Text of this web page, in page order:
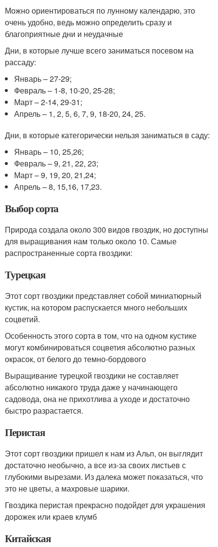
Можно ориентироваться по лунному календарю, это
очень удобно, ведь можно определить сразу и
благоприятные дни и неудачные
Дни, в которые лучше всего заниматься посевом на
рассаду:
Январь – 27-29;
Февраль – 1-8, 10-20, 25-28;
Март – 2-14, 29-31;
Апрель – 1, 2, 5, 6, 7, 9, 18-20, 24, 25.
Дни, в которые категорически нельзя заниматься в саду:
Январь – 10, 25,26;
Февраль – 9, 21, 22, 23;
Март – 9, 19, 20, 21,24;
Апрель – 8, 15,16, 17,23.
Выбор сорта
Природа создала около 300 видов гвоздик, но доступны
для выращивания нам только около 10. Самые
распространенные сорта гвоздики:
Турецкая
Этот сорт гвоздики представляет собой миниатюрный
кустик, на котором распускается много небольших
соцветий.
Особенность этого сорта в том, что на одном кустике
могут комбинироваться соцветия абсолютно разных
окрасок, от белого до темно-бордового
Выращивание турецкой гвоздики не составляет
абсолютно никакого труда даже у начинающего
садовода, она не прихотлива а уходе и достаточно
быстро разрастается.
Перистая
Этот сорт гвоздики пришел к нам из Альп, он выглядит
достаточно необычно, а все из-за своих листьев с
глубокими вырезами. Из далека может показаться, что
это не цветы, а махровые шарики.
Гвоздика перистая прекрасно подойдет для украшения
дорожек или краев клумб
Китайская